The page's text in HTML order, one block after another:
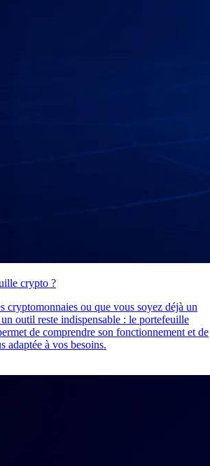
crypto ?
cryptomonnaies ou que vous soyez déjà un
outil reste indispensable : le portefeuille
de comprendre son fonctionnement et de
adaptée à vos besoins.